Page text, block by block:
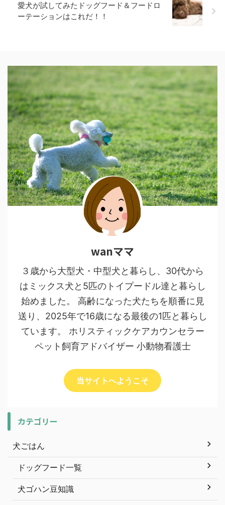
愛犬が試してみたドッグフード＆フードロ
ーテーションはこれだ！！
wanママ
３歳から大型犬・中型犬と暮らし、30代から
はミックス犬と5匹のトイプードル達と暮らし
始めました。 高齢になった犬たちを順番に見
送り、2025年で16歳になる最後の1匹と暮らし
ています。 ホリスティックケアカウンセラー
ペット飼育アドバイザー 小動物看護士
当サイトへようこそ
カテゴリー
犬ごはん
ドッグフード一覧
犬ゴハン豆知識